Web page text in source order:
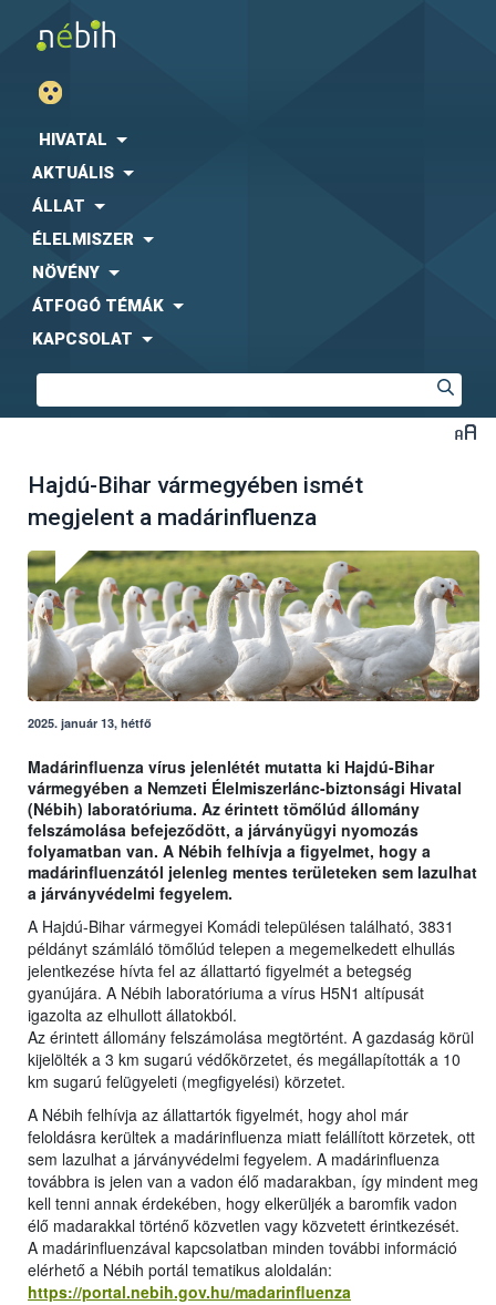
HIVATAL
AKTUÁLIS
ÁLLAT
ÉLELMISZER
NÖVÉNY
ÁTFOGÓ TÉMÁK
KAPCSOLAT
Hajdú-Bihar vármegyében ismét
megjelent a madárinfluenza
2025. január 13, hétfő
Madárinfluenza vírus jelenlétét mutatta ki Hajdú-Bihar
vármegyében a Nemzeti Élelmiszerlánc-biztonsági Hivatal
(Nébih) laboratóriuma. Az érintett tömőlúd állomány
felszámolása befejeződött, a járványügyi nyomozás
folyamatban van. A Nébih felhívja a figyelmet, hogy a
madárinfluenzától jelenleg mentes területeken sem lazulhat
a járványvédelmi fegyelem.
A Hajdú-Bihar vármegyei Komádi településen található, 3831
példányt számláló tömőlúd telepen a megemelkedett elhullás
jelentkezése hívta fel az állattartó figyelmét a betegség
gyanújára. A Nébih laboratóriuma a vírus H5N1 altípusát
igazolta az elhullott állatokból.
Az érintett állomány felszámolása megtörtént. A gazdaság körül
kijelölték a 3 km sugarú védőkörzetet, és megállapították a 10
km sugarú felügyeleti (megfigyelési) körzetet.
A Nébih felhívja az állattartók figyelmét, hogy ahol már
feloldásra kerültek a madárinfluenza miatt felállított körzetek, ott
sem lazulhat a járványvédelmi fegyelem. A madárinfluenza
továbbra is jelen van a vadon élő madarakban, így mindent meg
kell tenni annak érdekében, hogy elkerüljék a baromfik vadon
élő madarakkal történő közvetlen vagy közvetett érintkezését.
A madárinfluenzával kapcsolatban minden további információ
elérhető a Nébih portál tematikus aloldalán:
https://portal.nebih.gov.hu/madarinfluenza